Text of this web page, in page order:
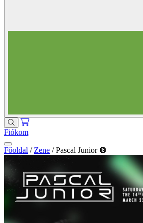
Fiókom
Főoldal / Zene / Pascal Junior 🪩